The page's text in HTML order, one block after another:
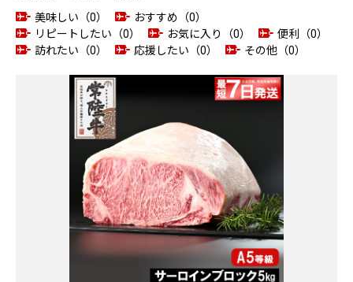
美味しい（0）
おすすめ（0）
リピートしたい（0）
お気に入り（0）
便利（0）
訪れたい（0）
応援したい（0） その他（0）